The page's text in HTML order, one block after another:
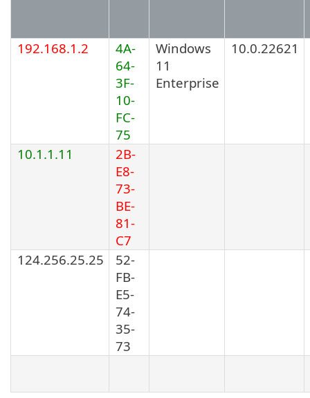
192.168.1.2
4A-
64-
3F-
10-
FC-
75
Windows
11
Enterprise
10.0.22621
10.1.1.11
2B-
E8-
73-
BE-
81-
C7
124.256.25.25
52-
FB-
E5-
74-
35-
73